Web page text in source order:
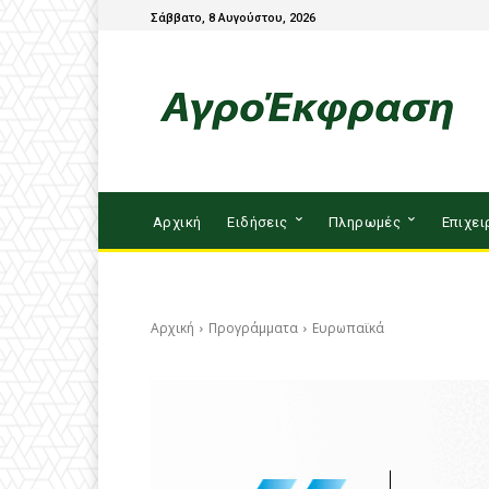
Σάββατο, 8 Αυγούστου, 2026
Αρχική Ειδήσεις Πληρωμές
Αρχική Προγράμματα Ευρωπαϊκά